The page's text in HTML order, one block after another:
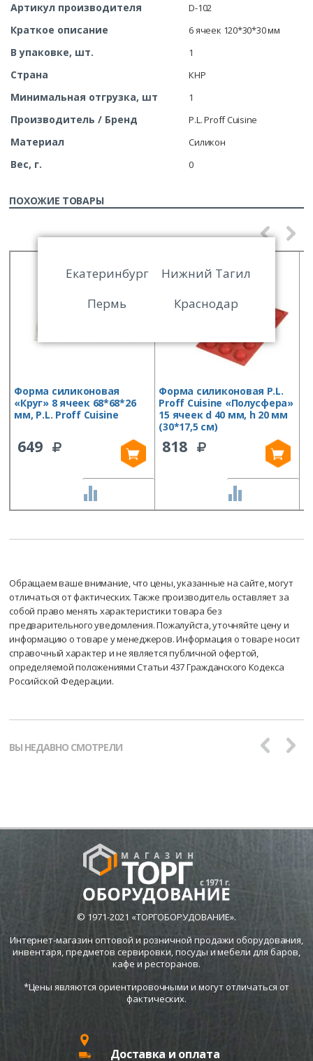
Артикул производителя D-102
Краткое описание 6 ячеек 120*30*30 мм
В упаковке, шт. 1
Страна КНР
Минимальная отгрузка, шт 1
Производитель / Бренд P.L. Proff Cuisine
Материал Силикон
Вес, г. 0
ПОХОЖИЕ ТОВАРЫ
Форма силиконовая
«Круг» 8 ячеек 68*68*26
мм, P.L. Proff Cuisine
649
Форма силиконовая P.L.
Proff Cuisine «Полусфера»
15 ячеек d 40 мм, h 20 мм
(30*17,5 см)
818
Обращаем ваше внимание, что цены, указанные на сайте, могут
отличаться от фактических. Также производитель оставляет за
собой право менять характеристики товара без
предварительного уведомления. Пожалуйста, уточняйте цену и
информацию о товаре у менеджеров. Информация о товаре носит
справочный характер и не является публичной офертой,
определяемой положениями Статьи 437 Гражданского Кодекса
Российской Федерации.
ВЫ НЕДАВНО СМОТРЕЛИ
© 1971-2021 «ТОРГОБОРУДОВАНИЕ».
Интернет-магазин оптовой и розничной продажи оборудования,
инвентаря, предметов сервировки, посуды и мебели для баров,
кафе и ресторанов.
*Цены являются ориентировочными и могут отличаться от
фактических.
Доставка и оплата
Екатеринбург
Нижний Тагил
Пермь
Краснодар